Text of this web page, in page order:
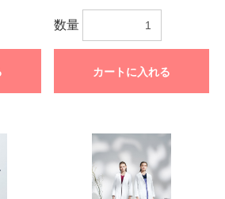
数量
カートに入れる
カートへ進む